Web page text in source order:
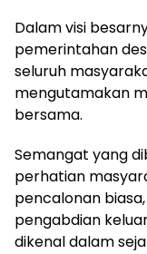
Dalam visi
pemerintahan
seluruh
mengutamakan
bersama.
Semangat yang
perhatian
pencalonan
pengabdian
dikenal dalam